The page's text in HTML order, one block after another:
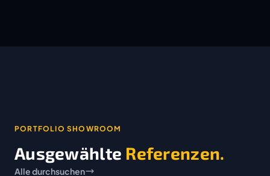
PORTFOLIO SHOWROOM
Ausgewählte Referenzen.
Alle durchsuchen